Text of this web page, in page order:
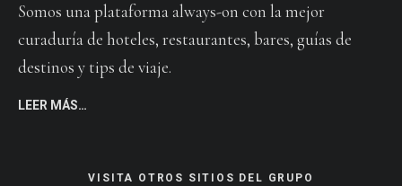
Somos una plataforma always-on con la mejor
curaduría de hoteles, restaurantes, bares, guías de
destinos y tips de viaje.
LEER MÁS…
VISITA OTROS SITIOS DEL GRUPO